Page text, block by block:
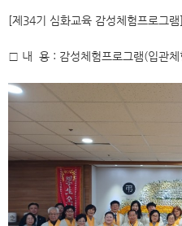
[제34기 심화교육 감성체험프로그램]
□ 내 용 : 감성체험프로그램(입관체